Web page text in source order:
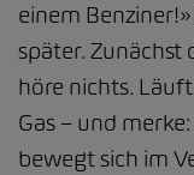
einem
später. Zunächst
höre nichts.
Gas – und
bewegt sich im